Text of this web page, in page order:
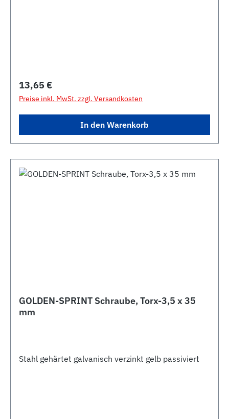
Regulärer Preis:
13,65 €
Preise inkl. MwSt. zzgl. Versandkosten
In den Warenkorb
GOLDEN-SPRINT Schraube, Torx-3,5 x 35
mm
Stahl gehärtet galvanisch verzinkt gelb passiviert